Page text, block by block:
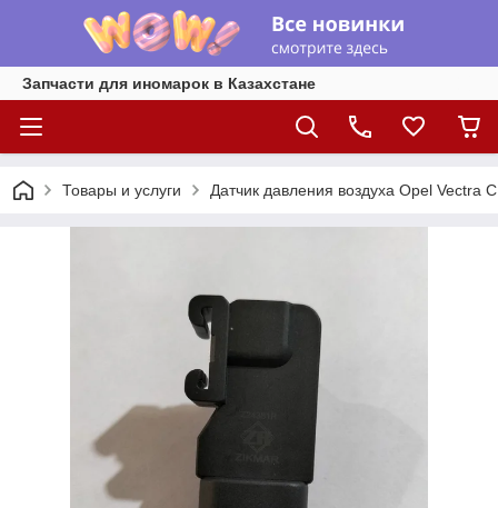
Запчасти для иномарок в Казахстане
Товары и услуги Датчик давления воздуха Opel